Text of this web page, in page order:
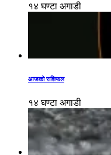
१४ घण्टा अगाडी
आजको राशिफल
१४ घण्टा अगाडी